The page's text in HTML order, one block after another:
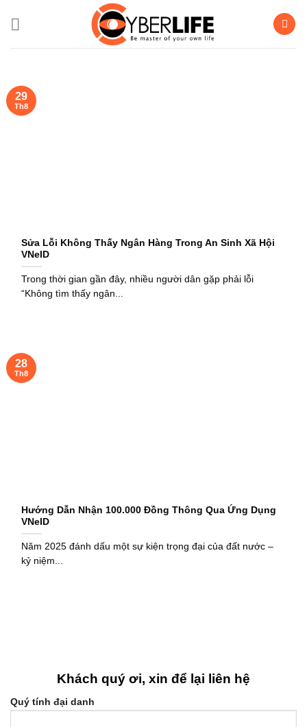
Sửa Lỗi Không Thấy Ngân Hàng Trong An Sinh Xã Hội
VNeID
Trong thời gian gần đây, nhiều người dân gặp phải lỗi
“Không tìm thấy ngân...
29
Th8
Hướng Dẫn Nhận 100.000 Đồng Thông Qua Ứng Dụng
VNeID
Năm 2025 đánh dấu một sự kiện trọng đại của đất nước –
kỷ niệm...
28
Th8
Khách quý ơi, xin để lại liên hệ
Quý tính đại danh